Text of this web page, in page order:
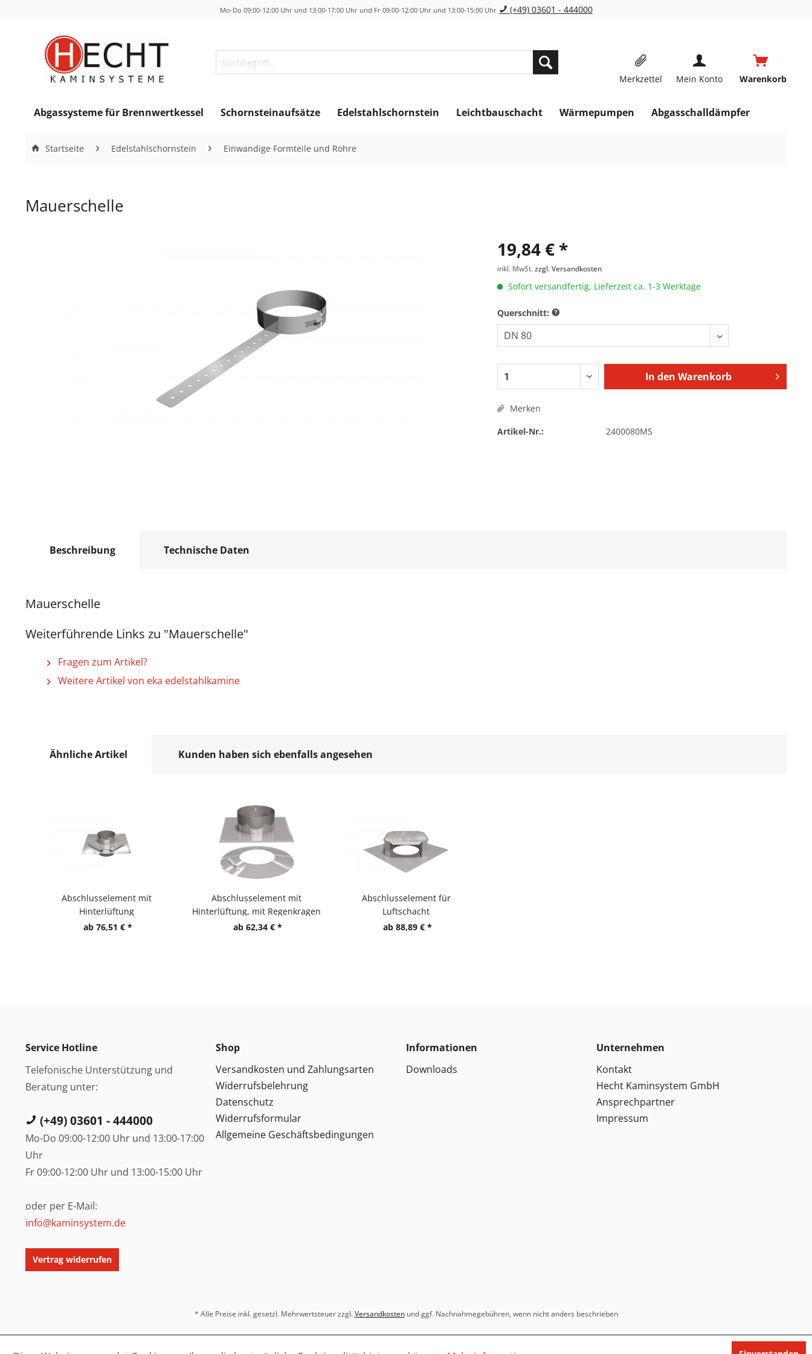
Mo-Do 09:00-12:00 Uhr und 13:00-17:00 Uhr und Fr 09:00-12:00 Uhr und 13:00-15:00 Uhr (+49) 03601 - 444000
Merkzettel Mein Konto Warenkorb
Abgassysteme für Brennwertkessel Schornsteinaufsätze Edelstahlschornstein Leichtbauschacht Wärmepumpen Abgasschalldämpfer
Startseite Edelstahlschornstein Einwandige Formteile und Rohre
Mauerschelle
19,84 € *
inkl. MwSt.zzgl. Versandkosten
Sofort versandfertig, Lieferzeit ca. 1-3 Werktage
Querschnitt:
In den Warenkorb
Merken
Artikel-Nr.:
2400080MS
Beschreibung Technische Daten
Mauerschelle
Weiterführende Links zu "Mauerschelle"
Fragen zum Artikel?
Weitere Artikel von eka edelstahlkamine
Ähnliche Artikel Kunden haben sich ebenfalls angesehen
Abschlusselement mit
Hinterlüftung
ab 76,51 € *
Abschlusselement mit
Hinterlüftung, mit Regenkragen
ab 62,34 € *
Abschlusselement für
Luftschacht
ab 88,89 € *
Service Hotline
Telefonische Unterstützung und
Beratung unter:
(+49) 03601 - 444000
Mo-Do 09:00-12:00 Uhr und 13:00-17:00
Uhr
Fr 09:00-12:00 Uhr und 13:00-15:00 Uhr
oder per E-Mail:
info@kaminsystem.de
Vertrag widerrufen
Shop
Versandkosten und Zahlungsarten
Widerrufsbelehrung
Datenschutz
Widerrufsformular
Allgemeine Geschäftsbedingungen
Informationen
Downloads
Unternehmen
Kontakt
Hecht Kaminsystem GmbH
Ansprechpartner
Impressum
* Alle Preise inkl. gesetzl. Mehrwertsteuer zzgl.Versandkostenund ggf. Nachnahmegebühren, wenn nicht anders beschrieben